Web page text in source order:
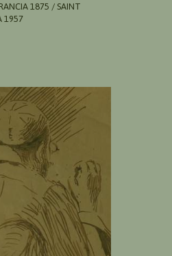
1875 / SAINT
1957